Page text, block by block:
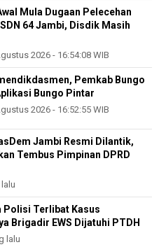
Mula Dugaan Pelecehan
64 Jambi, Disdik Masih
2026 - 16:54:08 WIB
Pemkab Bungo
Bungo Pintar
2026 - 16:52:55 WIB
Jambi Resmi Dilantik,
Tembus Pimpinan DPRD
Polisi Terlibat Kasus
Brigadir EWS Dijatuhi PTDH
lalu